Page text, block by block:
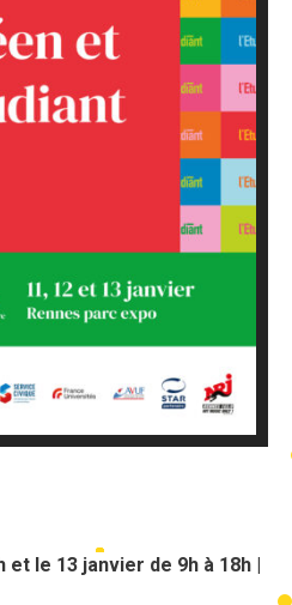
et le 13 janvier de 9h à 18h |